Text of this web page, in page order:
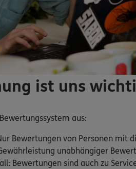
ist uns
aus:
Bewertungen von Personen mit
unabhängiger
Bewertungen sind auch zu